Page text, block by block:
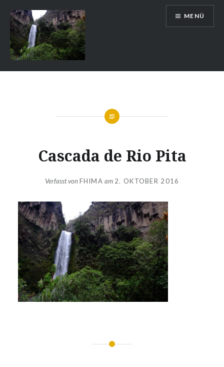
Inhalt
springen
Auslandsschuldienst
MENÜ
Cascada de Rio Pita
Verfasst vonFHIMA am 2. OKTOBER 2016
Beitragsnavigation